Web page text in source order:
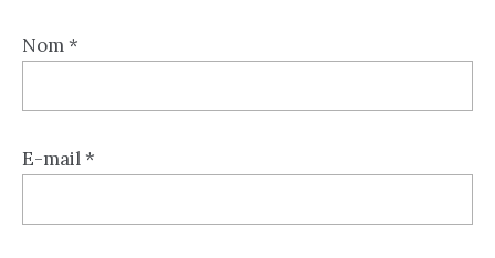
Nom*
E-mail*